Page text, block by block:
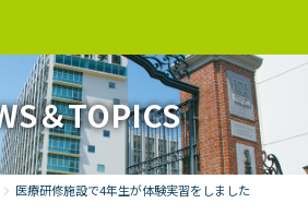
＆TOPICS
医療研修施設で4年生が体験実習をしました